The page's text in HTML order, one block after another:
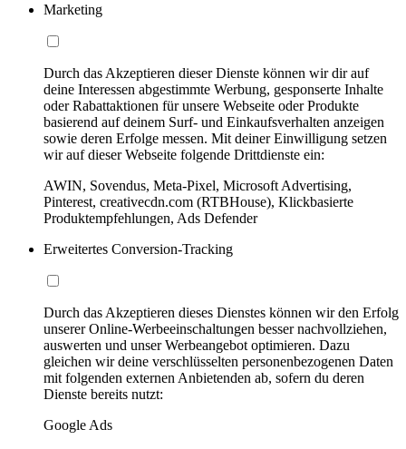
Marketing
Durch das Akzeptieren dieser Dienste können wir dir auf
deine Interessen abgestimmte Werbung, gesponserte Inhalte
oder Rabattaktionen für unsere Webseite oder Produkte
basierend auf deinem Surf- und Einkaufsverhalten anzeigen
sowie deren Erfolge messen. Mit deiner Einwilligung setzen
wir auf dieser Webseite folgende Drittdienste ein:
AWIN, Sovendus, Meta-Pixel, Microsoft Advertising,
Pinterest, creativecdn.com (RTBHouse), Klickbasierte
Produktempfehlungen, Ads Defender
Erweitertes Conversion-Tracking
Durch das Akzeptieren dieses Dienstes können wir den Erfolg
unserer Online-Werbeeinschaltungen besser nachvollziehen,
auswerten und unser Werbeangebot optimieren. Dazu
gleichen wir deine verschlüsselten personenbezogenen Daten
mit folgenden externen Anbietenden ab, sofern du deren
Dienste bereits nutzt:
Google Ads